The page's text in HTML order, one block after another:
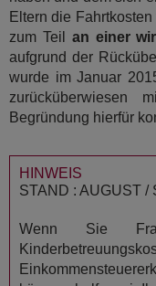
Eltern die
zum Teil an einer
aufgrund der
wurde im Januar
zurücküberwiesen
Begründung hierfür
HINWEIS
STAND : AUGUST /
Wenn Sie